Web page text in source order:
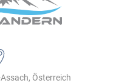
Österreich